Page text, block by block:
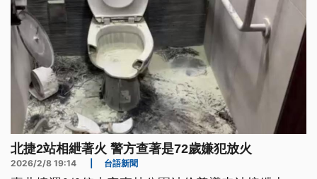
北捷2站相紲著火 警方查著是72歲嫌犯放火
2026/2/8 19:14 台語新聞